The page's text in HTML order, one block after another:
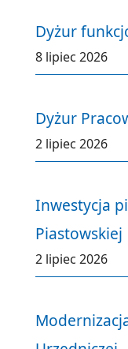
Dyżur
8 lipiec 2026
Dyżur
2 lipiec 2026
Inwestycja
Piastowskiej
2 lipiec 2026